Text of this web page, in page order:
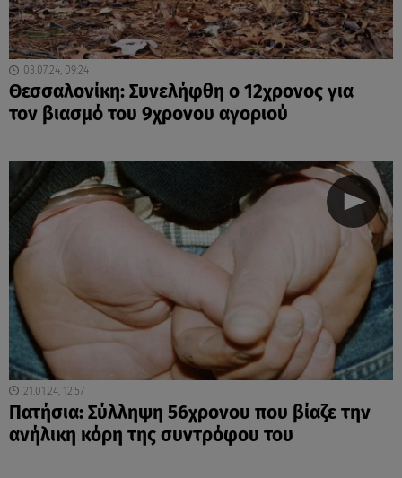
03.07.24, 09:24
Θεσσαλονίκη: Συνελήφθη ο 12χρονος για
τον βιασμό του 9χρονου αγοριού
21.01.24, 12:57
Πατήσια: Σύλληψη 56χρονου που βίαζε την
ανήλικη κόρη της συντρόφου του